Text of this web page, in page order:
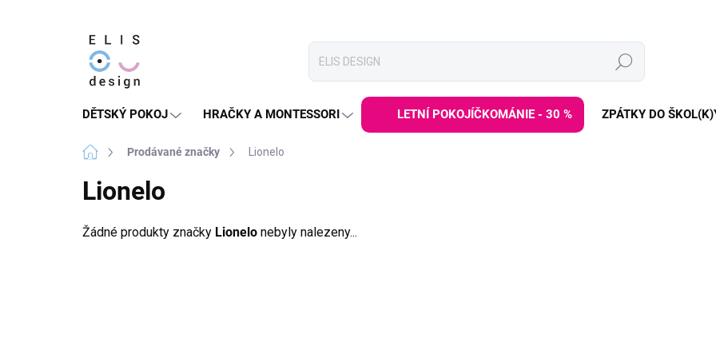
Hledat
DĚTSKÝ POKOJ HRAČKY A MONTESSORI LETNÍ POKOJÍČKOMÁNIE - 30 % ZPÁTKY DO
Domů Prodávané značky Lionelo
Lionelo
Žádné produkty značky Lionelo nebyly nalezeny...